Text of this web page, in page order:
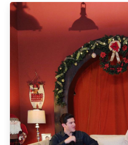
Posted by
Staff